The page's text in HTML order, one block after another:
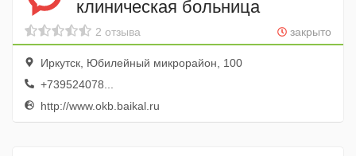
клиническая больница
закрыто
2 отзыва
Иркутск, Юбилейный микрорайон, 100
+739524078...
http://www.okb.baikal.ru